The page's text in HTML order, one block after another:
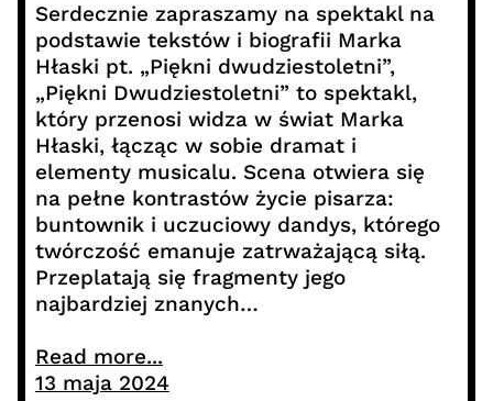
Serdecznie zapraszamy na spektakl na
podstawie tekstów i biografii Marka
Hłaski pt. „Piękni dwudziestoletni”,
„Piękni Dwudziestoletni” to spektakl,
który przenosi widza w świat Marka
Hłaski, łącząc w sobie dramat i
elementy musicalu. Scena otwiera się
na pełne kontrastów życie pisarza:
buntownik i uczuciowy dandys, którego
twórczość emanuje zatrważającą siłą.
Przeplatają się fragmenty jego
najbardziej znanych…
Read more...
13 maja 2024